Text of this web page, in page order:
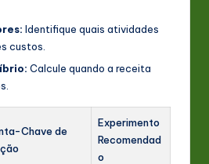
Identifique quais atividades
custos.
Calcule quando a receita
Chave de
Experimento
Recomendad
o